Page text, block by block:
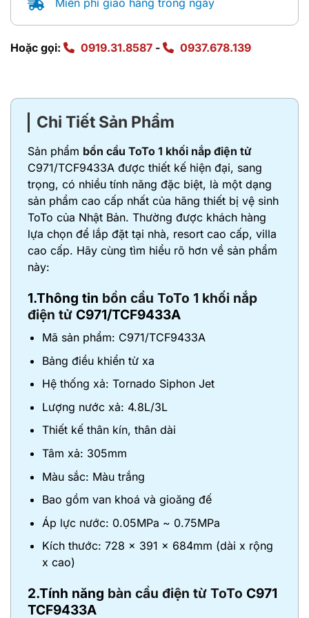
Hoặc gọi: 0919.31.8587 - 0937.678.139
Chi Tiết Sản Phẩm
Sản phẩm bồn cầu ToTo 1 khối nắp điện tử
C971/TCF9433A được thiết kế hiện đại, sang
trọng, có nhiều tính năng đặc biệt, là một dạng
sản phẩm cao cấp nhất của hãng thiết bị vệ sinh
ToTo của Nhật Bản. Thường được khách hàng
lựa chọn để lắp đặt tại nhà, resort cao cấp, villa
cao cấp. Hãy cùng tìm hiểu rõ hơn về sản phẩm
này:
1.Thông tin bồn cầu ToTo 1 khối nắp
điện tử C971/TCF9433A
Mã sản phẩm: C971/TCF9433A
Bảng điều khiển từ xa
Hệ thống xả: Tornado Siphon Jet
Lượng nước xả: 4.8L/3L
Thiết kế thân kín, thân dài
Tâm xả: 305mm
Màu sắc: Màu trắng
Bao gồm van khoá và gioăng đế
Áp lực nước: 0.05MPa ~ 0.75MPa
Kích thước: 728 x 391 x 684mm (dài x rộng
x cao)
2.Tính năng bàn cầu điện từ ToTo C971
TCF9433A